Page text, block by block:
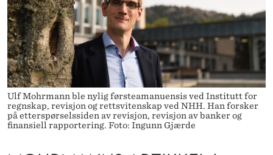
R
M
A
N
N
S
E
D
M
E
N
Y
N
E
T
T
S
T
E
D
E
T
Disputaser
Ekspertutvalg
Om Bulletin
Ulf Mohrmann ble nylig førsteamanuensis ved Institutt for
regnskap, revisjon og rettsvitenskap ved NHH. Han forsker
på etterspørselssiden av revisjon, revisjon av banker og
finansiell rapportering. Foto: Ingunn Gjærde